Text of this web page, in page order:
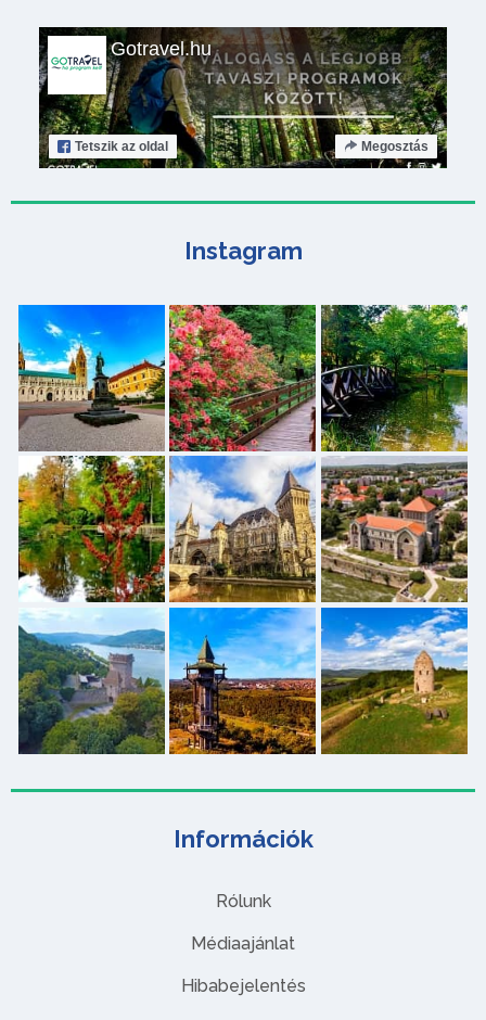
Információk
Rólunk
Médiaajánlat
Hibabejelentés
Gotravel.hu
Tetszik az oldal Megosztás
Instagram